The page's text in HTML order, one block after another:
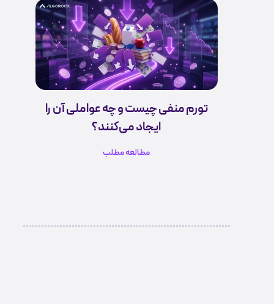
تورم منفی چیست و چه عواملی آن را
ایجاد می‌کنند؟
مطالعه مطلب